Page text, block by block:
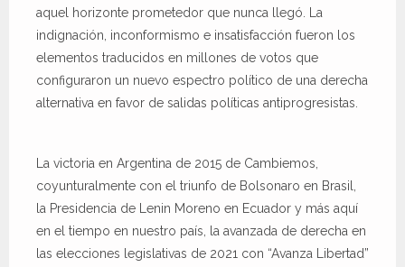
aquel horizonte prometedor que nunca llegó. La
indignación, inconformismo e insatisfacción fueron los
elementos traducidos en millones de votos que
configuraron un nuevo espectro político de una derecha
alternativa en favor de salidas políticas antiprogresistas.
La victoria en Argentina de 2015 de Cambiemos,
coyunturalmente con el triunfo de Bolsonaro en Brasil,
la Presidencia de Lenin Moreno en Ecuador y más aquí
en el tiempo en nuestro país, la avanzada de derecha en
las elecciones legislativas de 2021 con “Avanza Libertad”